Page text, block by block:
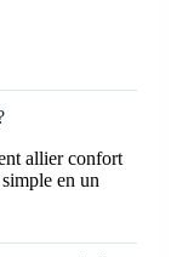
allier confort
en un